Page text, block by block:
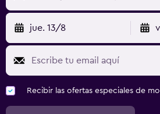
jue. 13/8
Recibir las ofertas especiales de